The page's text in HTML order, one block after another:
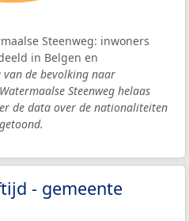
Steenweg: inwoners
in Belgen en
van de bevolking naar
Steenweg helaas
de data over de nationaliteiten
getoond.
- gemeente